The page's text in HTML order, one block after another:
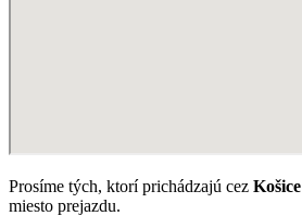
Prosíme tých, ktorí prichádzajú cez Košice
miesto prejazdu.